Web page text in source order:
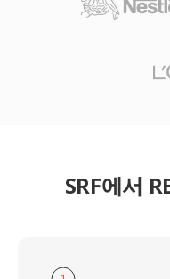
SRF에서